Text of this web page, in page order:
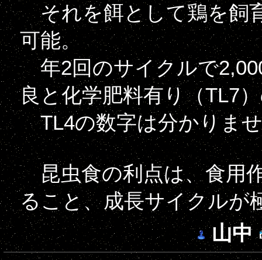
それを餌として鶏を飼
可能。
年2回のサイクルで
良と化学肥料有り（TL7
TL4の数字は分かりま
昆虫食の利点は、食用
ること、成長サイクルが
山中